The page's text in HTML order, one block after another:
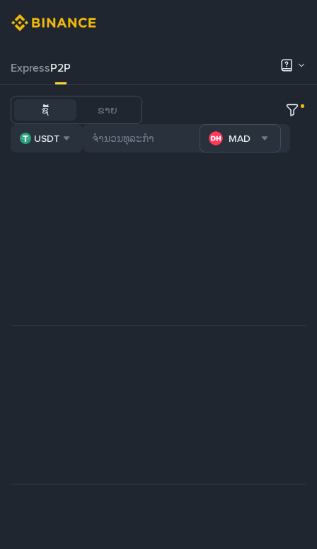
ExpressP2P
ຊື້ ຂາຍ
USDT MAD